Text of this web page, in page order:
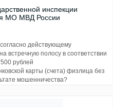
инспекции
МО МВД России
действующему
встречную полосу в соответствии
рублей
карты (счета) физлица без
мошенничества?